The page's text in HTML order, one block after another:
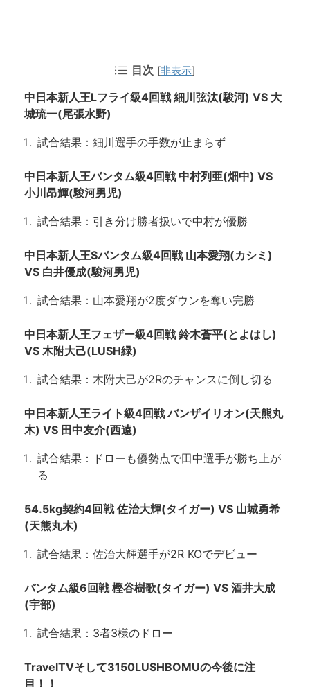
目次 [非表示]
中日本新人王Lフライ級4回戦 細川弦汰(駿河) VS 大
城琉一(尾張水野)
試合結果：細川選手の手数が止まらず
中日本新人王バンタム級4回戦 中村列亜(畑中) VS
小川昂輝(駿河男児)
試合結果：引き分け勝者扱いで中村が優勝
中日本新人王Sバンタム級4回戦 山本愛翔(カシミ)
VS 白井優成(駿河男児)
試合結果：山本愛翔が2度ダウンを奪い完勝
中日本新人王フェザー級4回戦 鈴木蒼平(とよはし)
VS 木附大己(LUSH緑)
試合結果：木附大己が2Rのチャンスに倒し切る
中日本新人王ライト級4回戦 バンザイリオン(天熊丸
木) VS 田中友介(西遠)
試合結果：ドローも優勢点で田中選手が勝ち上が
る
54.5kg契約4回戦 佐治大輝(タイガー) VS 山城勇希
(天熊丸木)
試合結果：佐治大輝選手が2R KOでデビュー
バンタム級6回戦 樫谷樹歌(タイガー) VS 酒井大成
(宇部)
試合結果：3者3様のドロー
TravelTVそして3150LUSHBOMUの今後に注
目！！